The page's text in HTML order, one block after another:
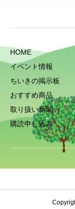
HOME
イベント情報
ちいきの掲示板
おすすめ商品
取り扱い新聞
購読申し込み